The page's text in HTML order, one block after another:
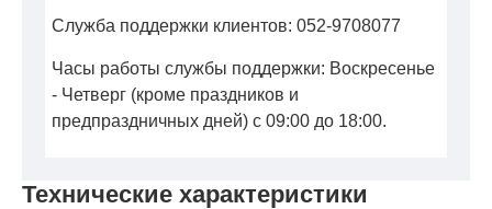
Технические характеристики
Служба поддержки клиентов: 052-9708077
Часы работы службы поддержки: Воскресенье
- Четверг (кроме праздников и
предпраздничных дней) с 09:00 до 18:00.